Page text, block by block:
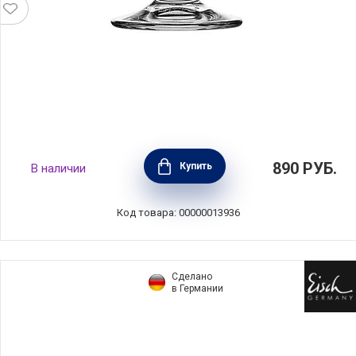
Креманка Abeille объем 200 мл, материал
стекло, La Rochere, Франция, 00607001
В наличии Купить 890 РУБ.
Код товара: 00000013936
Сделано
в Германии